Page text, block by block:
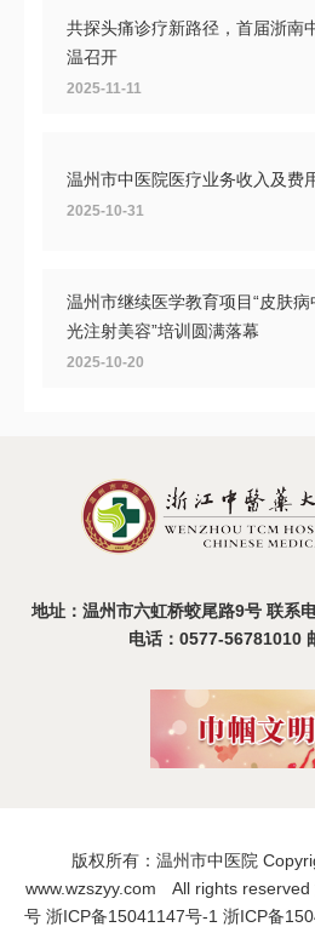
共探头痛诊疗新路径，首届浙南
温召开
2025-11-11
温州市中医院医疗业务收入及费
2025-10-31
温州市继续医学教育项目“皮肤
光注射美容”培训圆满落幕
2025-10-20
2025-09-23
地址：温州市六虹桥蛟尾路9号 联系
电话：0577-56781010
版权所有：温州市中医院
www.wzszyy.com All rights reserved
号 浙ICP备15041147号-1 浙ICP备